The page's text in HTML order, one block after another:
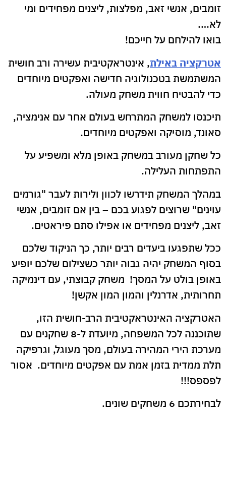
זומבים, אנשי זאב, מפלצות, ליצנים מפחידים ומי
לא….
בואו להילחם על חייכם!
אטרקציה באילת, אינטראקטיבית עשירה ורב חושית
המשתמשת בטכנולוגיה חדישה ואפקטים מיוחדים
כדי להבטיח חווית משחק מעולה.
תיכנסו למשחק המתרחש בעולם אחר עם אנימציה,
סאונד, מוסיקה ואפקטים מיוחדים.
כל שחקן מעורב במשחק באופן מלא ומשפיע על
התפתחות העלילה.
במהלך המשחק תידרשו לכוון ולירות לעבר "גורמים
עוינים" שרוצים לפגוע בכם – בין אם זומבים, אנשי
זאב, ליצנים מפחידים או אפילו סתם פיראטים.
ככל שתפגעו ביעדים רבים יותר, כך הניקוד שלכם
בסוף המשחק יהיה גבוה יותר כשצילום שלכם יופיע
באופן בולט על המסך! משחק קבוצתי, עם דינמיקה
תחרותית, אדרנלין והמון המון אקשן!
האטרקציה האינטראקטיבית הרב-חושית הזו,
שתוכננה לכל המשפחה, מיועדת ל-8 שחקנים עם
מערכת הירי המהירה בעולם, מסך מעוגל, וגרפיקה
תלת ממדית בזמן אמת עם אפקטים מיוחדים. אסור
לפספס!!!
לבחירתכם 6 משחקים שונים.